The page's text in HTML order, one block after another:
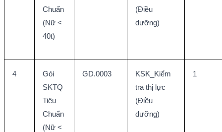
Chuẩn
(Nữ <
40t)
(Điều
dưỡng)
4
Gói
SKTQ
Tiêu
Chuẩn
(Nữ <
GD.0003
KSK_Kiểm
tra thị lực
(Điều
dưỡng)
1